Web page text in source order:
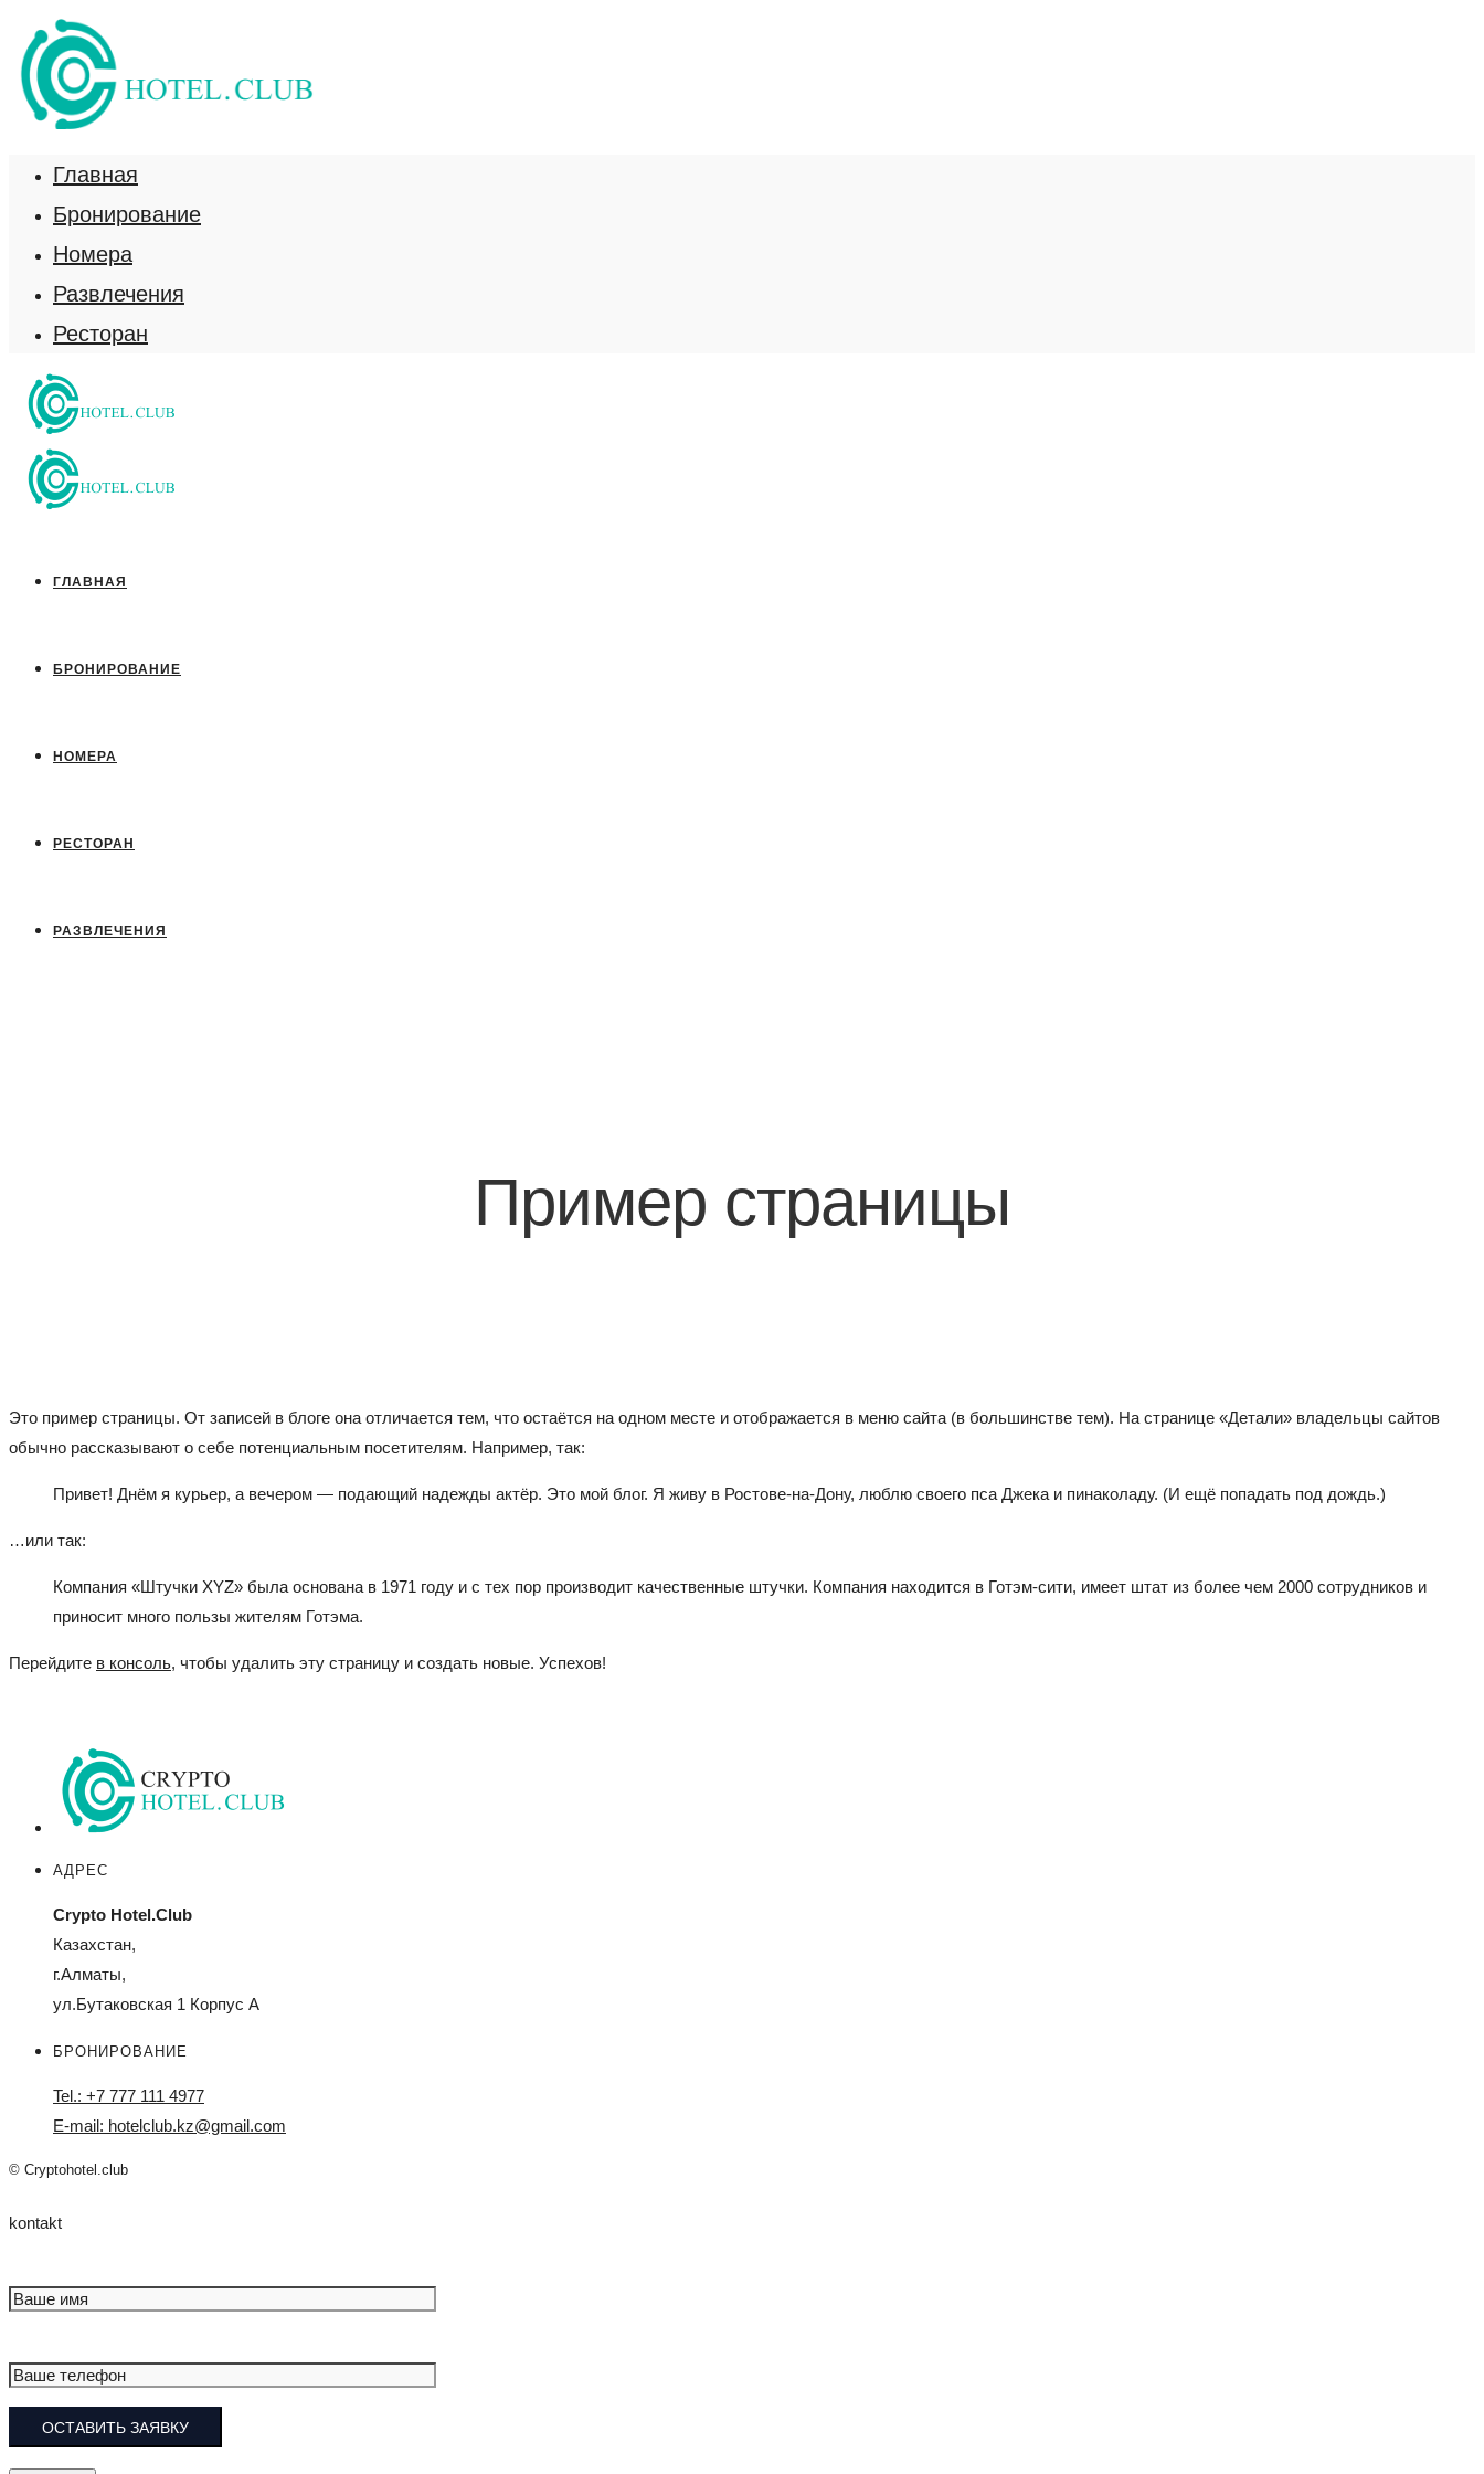
Главная
Бронирование
Номера
Развлечения
Ресторан
ГЛАВНАЯ
БРОНИРОВАНИЕ
НОМЕРА
РЕСТОРАН
РАЗВЛЕЧЕНИЯ
Пример страницы
Это пример страницы. От записей в блоге она отличается тем, что остаётся на одном месте и отображается в меню сайта (в большинстве тем). На странице «Детали» владельцы сайтов
обычно рассказывают о себе потенциальным посетителям. Например, так:
Привет! Днём я курьер, а вечером — подающий надежды актёр. Это мой блог. Я живу в Ростове-на-Дону, люблю своего пса Джека и пинаколаду. (И ещё попадать под дождь.)
…или так:
Компания «Штучки XYZ» была основана в 1971 году и с тех пор производит качественные штучки. Компания находится в Готэм-сити, имеет штат из более чем 2000 сотрудников и
приносит много пользы жителям Готэма.
Перейдите в консоль, чтобы удалить эту страницу и создать новые. Успехов!
АДРЕС
Crypto Hotel.Club
Казахстан,
г.Алматы,
ул.Бутаковская 1 Корпус А
БРОНИРОВАНИЕ
Tel.: +7 777 111 4977
E-mail: hotelclub.kz@gmail.com
© Cryptohotel.club
kontakt